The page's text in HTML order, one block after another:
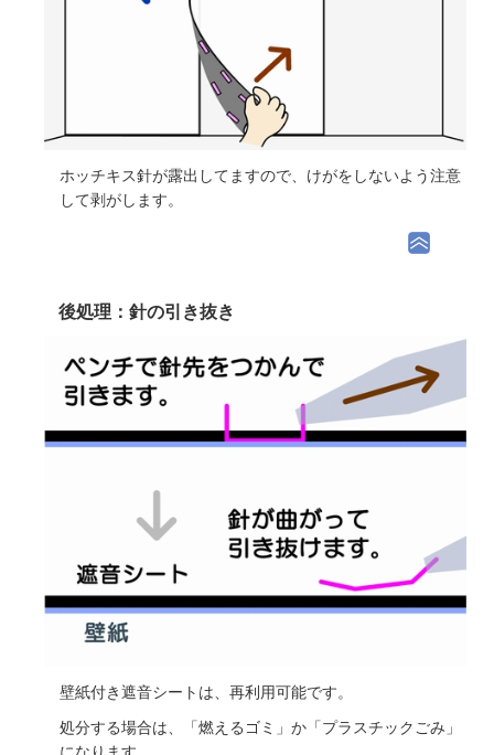
ホッチキス針が露出してますので、けがをしないよう注意
して剥がします。
後処理：針の引き抜き
壁紙付き遮音シートは、再利用可能です。
処分する場合は、「燃えるゴミ」か「プラスチックごみ」
になります。